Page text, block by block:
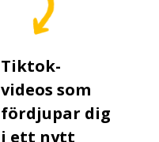
Tiktok-
videos som
fördjupar dig
i ett nytt